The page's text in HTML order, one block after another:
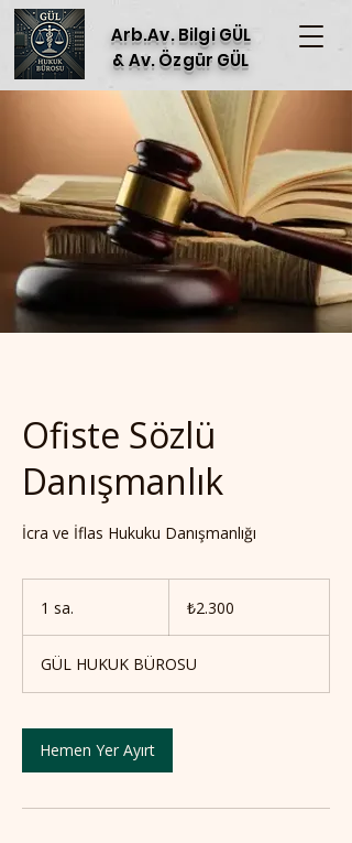
Arb.Av. Bilgi GÜL
& Av. Özgür GÜL
Ofiste Sözlü
Danışmanlık
İcra ve İflas Hukuku Danışmanlığı
1 sa.
Türk
lirası₺2.300
GÜL HUKUK BÜROSU
Hemen Yer Ayırt